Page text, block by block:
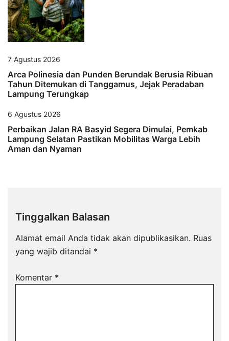
7 Agustus 2026
Arca Polinesia dan Punden Berundak Berusia Ribuan
Tahun Ditemukan di Tanggamus, Jejak Peradaban
Lampung Terungkap
6 Agustus 2026
Perbaikan Jalan RA Basyid Segera Dimulai, Pemkab
Lampung Selatan Pastikan Mobilitas Warga Lebih
Aman dan Nyaman
Tinggalkan Balasan
Alamat email Anda tidak akan dipublikasikan. Ruas
yang wajib ditandai *
Komentar *